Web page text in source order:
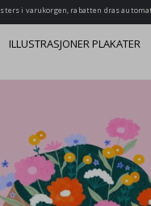
i varukorgen, rabatten dras
ILLUSTRASJONER PLAKATER